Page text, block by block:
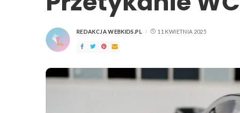
POSTED
REDAKCJA WEBKIDS.PL 11 KWIETNIA 2025